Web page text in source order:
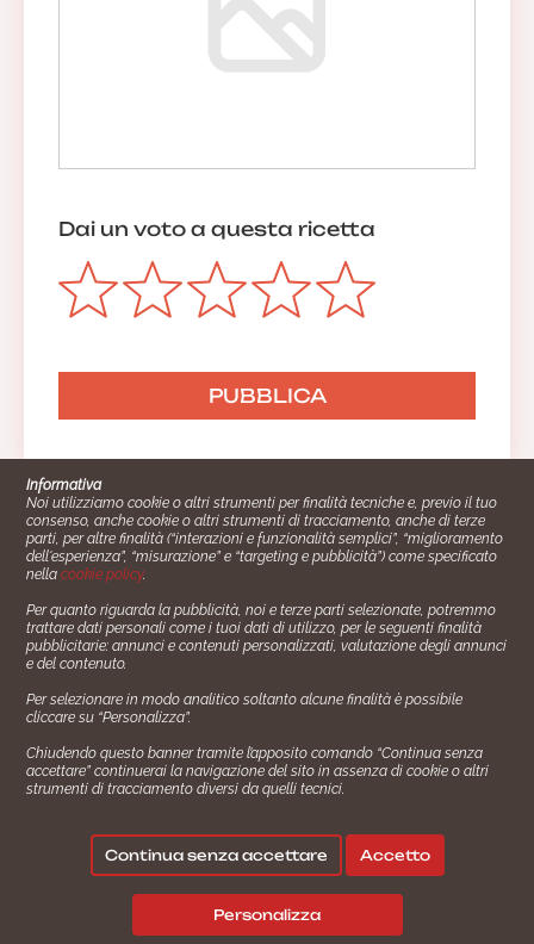
Dai un voto a questa ricetta
Cucinare.it è un marchio commerciale di Impiego24.it s.r.l.
copyright 2014 - 2024 P.IVA: 03406490130
Azienda certiﬁcata ISO 27001 numero: SNR 73140386/89/I
- Azienda certiﬁcata ISO 9001 numero: SNR
Gestione consensi e categorie merceologiche marketing
Seguici su:
Termini e Condizioni
Informativa
Noi utilizziamo cookie o altri strumenti per finalità tecniche e, previo il tuo
consenso, anche cookie o altri strumenti di tracciamento, anche di terze
parti, per altre finalità (“interazioni e funzionalità semplici”, “miglioramento
dell'esperienza”, “misurazione” e “targeting e pubblicità”) come specificato
nellacookie policy.
Per quanto riguarda la pubblicità, noi e terze parti selezionate, potremmo
trattare dati personali come i tuoi dati di utilizzo, per le seguenti finalità
pubblicitarie: annunci e contenuti personalizzati, valutazione degli annunci
e del contenuto.
Per selezionare in modo analitico soltanto alcune finalità è possibile
cliccare su “Personalizza”.
Chiudendo questo banner tramite l’apposito comando “Continua senza
accettare” continuerai la navigazione del sito in assenza di cookie o altri
strumenti di tracciamento diversi da quelli tecnici.
Personalizza
Continua senza accettare Accetto